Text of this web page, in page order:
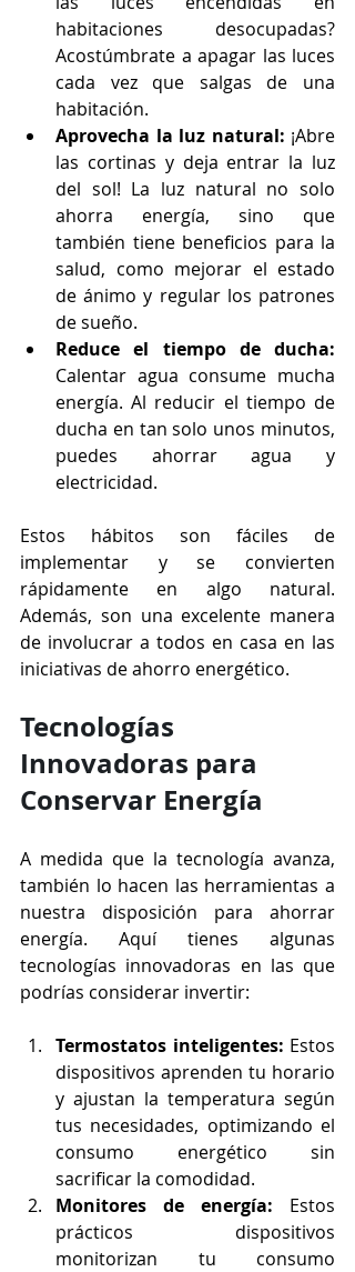
habitaciones desocupadas?
Acostúmbrate a apagar las luces
cada vez que salgas de una
habitación.
Aprovecha la luz natural: ¡Abre
las cortinas y deja entrar la luz
del sol! La luz natural no solo
ahorra energía, sino que
también tiene beneficios para la
salud, como mejorar el estado
de ánimo y regular los patrones
de sueño.
Reduce el tiempo de ducha:
Calentar agua consume mucha
energía. Al reducir el tiempo de
ducha en tan solo unos minutos,
puedes ahorrar agua y
electricidad.
Estos hábitos son fáciles de
implementar y se convierten
rápidamente en algo natural.
Además, son una excelente manera
de involucrar a todos en casa en las
iniciativas de ahorro energético.
Tecnologías
Innovadoras para
Conservar Energía
A medida que la tecnología avanza,
también lo hacen las herramientas a
nuestra disposición para ahorrar
energía. Aquí tienes algunas
tecnologías innovadoras en las que
podrías considerar invertir:
Termostatos inteligentes: Estos
dispositivos aprenden tu horario
y ajustan la temperatura según
tus necesidades, optimizando el
consumo energético sin
sacrificar la comodidad.
Monitores de energía: Estos
prácticos dispositivos
monitorizan tu consumo